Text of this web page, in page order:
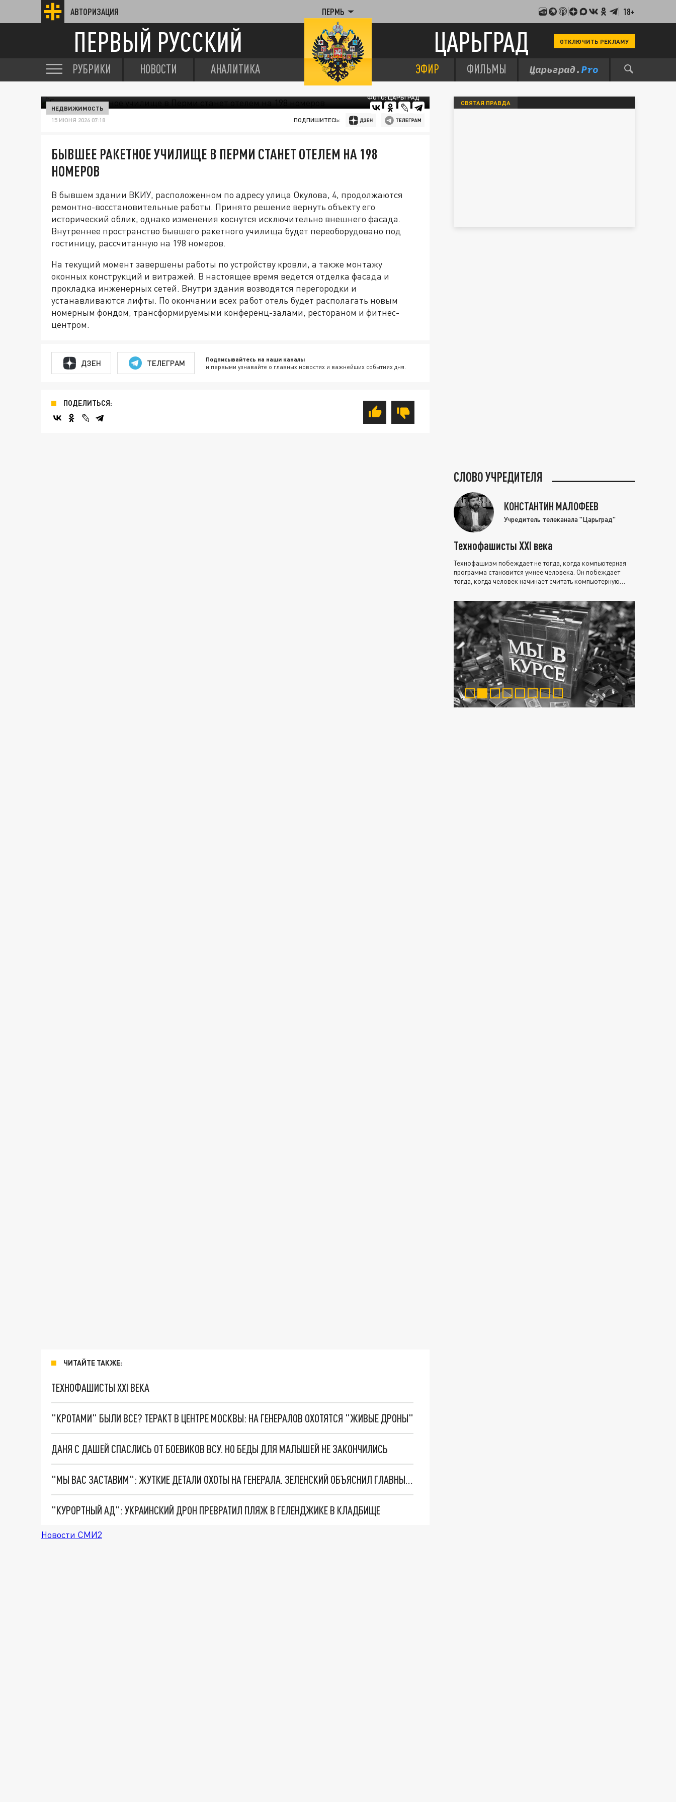
АВТОРИЗАЦИЯ ПЕРМЬ 18+
ПЕРВЫЙ РУССКИЙ ЦАРЬГРАД ОТКЛЮЧИТЬ РЕКЛАМУ
РУБРИКИ НОВОСТИ АНАЛИТИКА ЭФИР ФИЛЬМЫ
ФОТО: ЦАРЬГРАД
НЕДВИЖИМОСТЬ
15 ИЮНЯ 2026 07:18 ПОДПИШИТЕСЬ:
БЫВШЕЕ РАКЕТНОЕ УЧИЛИЩЕ В ПЕРМИ СТАНЕТ ОТЕЛЕМ НА 198
НОМЕРОВ
В бывшем здании ВКИУ, расположенном по адресу улица Окулова, 4, продолжаются
ремонтно-восстановительные работы. Принято решение вернуть объекту его
исторический облик, однако изменения коснутся исключительно внешнего фасада.
Внутреннее пространство бывшего ракетного училища будет переоборудовано под
гостиницу, рассчитанную на 198 номеров.
На текущий момент завершены работы по устройству кровли, а также монтажу
оконных конструкций и витражей. В настоящее время ведется отделка фасада и
прокладка инженерных сетей. Внутри здания возводятся перегородки и
устанавливаются лифты. По окончании всех работ отель будет располагать новым
номерным фондом, трансформируемыми конференц-залами, рестораном и фитнес-
центром.
ДЗЕН ТЕЛЕГРАМ Подписывайтесь на наши каналы
и первыми узнавайте о главных новостях и важнейших событиях дня.
ПОДЕЛИТЬСЯ:
ЧИТАЙТЕ ТАКЖЕ:
ТЕХНОФАШИСТЫ XXI ВЕКА
"КРОТАМИ" БЫЛИ ВСЕ? ТЕРАКТ В ЦЕНТРЕ МОСКВЫ: НА ГЕНЕРАЛОВ ОХОТЯТСЯ "ЖИВЫЕ ДРОНЫ"
ДАНЯ С ДАШЕЙ СПАСЛИСЬ ОТ БОЕВИКОВ ВСУ. НО БЕДЫ ДЛЯ МАЛЫШЕЙ НЕ ЗАКОНЧИЛИСЬ
"МЫ ВАС ЗАСТАВИМ": ЖУТКИЕ ДЕТАЛИ ОХОТЫ НА ГЕНЕРАЛА. ЗЕЛЕНСКИЙ ОБЪЯСНИЛ ГЛАВНЫЙ СМЫСЛ ТЕРАКТА В ЦЕНТРЕ МОСКВЫ
"КУРОРТНЫЙ АД": УКРАИНСКИЙ ДРОН ПРЕВРАТИЛ ПЛЯЖ В ГЕЛЕНДЖИКЕ В КЛАДБИЩЕ
Новости СМИ2
СВЯТАЯ ПРАВДА
СЛОВО УЧРЕДИТЕЛЯ
КОНСТАНТИН МАЛОФЕЕВ
Учредитель телеканала "Царьград"
Технофашисты XXI века
Технофашизм побеждает не тогда, когда компьютерная
программа становится умнее человека. Он побеждает
тогда, когда человек начинает считать компьютерную